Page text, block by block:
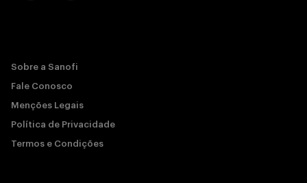
Sobre a Sanofi
Fale Conosco
Menções Legais
Política de Privacidade
Termos e Condições